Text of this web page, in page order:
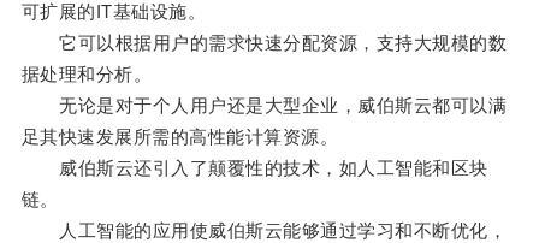
可扩展的IT基础设施。
它可以根据用户的需求快速分配资源，支持大规模的数
据处理和分析。
无论是对于个人用户还是大型企业，威伯斯云都可以满
足其快速发展所需的高性能计算资源。
威伯斯云还引入了颠覆性的技术，如人工智能和区块
链。
人工智能的应用使威伯斯云能够通过学习和不断优化，